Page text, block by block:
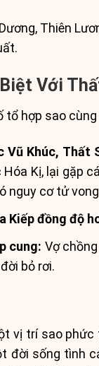
Thiên
Với
tổ hợp sao
Vũ Khúc, Thất
Kị, lại gặp
nguy cơ tử
Kiếp đồng độ
cung: Vợ
bỏ rơi.
vị trí sao phức
đời sống tình